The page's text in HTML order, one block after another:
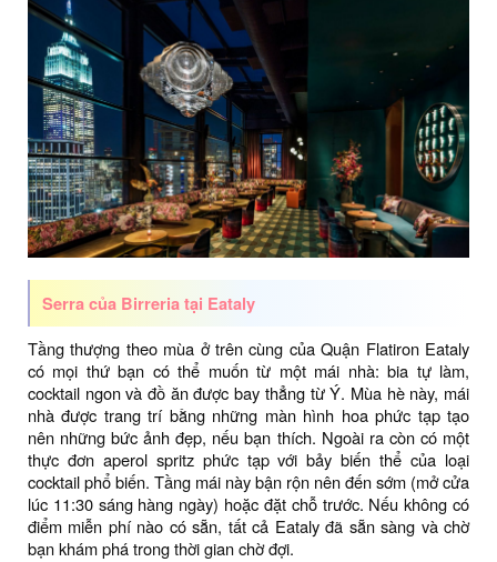
Serra của Birreria tại Eataly
Tầng thượng theo mùa ở trên cùng của Quận Flatiron Eataly
có mọi thứ bạn có thể muốn từ một mái nhà: bia tự làm,
cocktail ngon và đồ ăn được bay thẳng từ Ý. Mùa hè này, mái
nhà được trang trí bằng những màn hình hoa phức tạp tạo
nên những bức ảnh đẹp, nếu bạn thích. Ngoài ra còn có một
thực đơn aperol spritz phức tạp với bảy biến thể của loại
cocktail phổ biến. Tầng mái này bận rộn nên đến sớm (mở cửa
lúc 11:30 sáng hàng ngày) hoặc đặt chỗ trước. Nếu không có
điểm miễn phí nào có sẵn, tất cả Eataly đã sẵn sàng và chờ
bạn khám phá trong thời gian chờ đợi.